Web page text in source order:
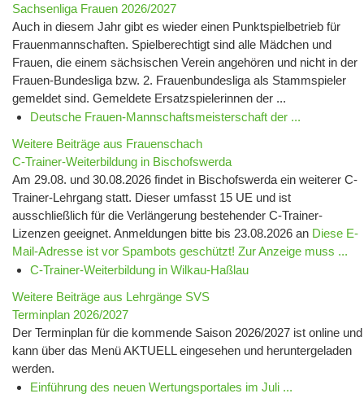
Sachsenliga Frauen 2026/2027
Auch in diesem Jahr gibt es wieder einen Punktspielbetrieb für
Frauenmannschaften. Spielberechtigt sind alle Mädchen und
Frauen, die einem sächsischen Verein angehören und nicht in der
Frauen-Bundesliga bzw. 2. Frauenbundesliga als Stammspieler
gemeldet sind. Gemeldete Ersatzspielerinnen der ...
Deutsche Frauen-Mannschaftsmeisterschaft der ...
Weitere Beiträge aus Frauenschach
C-Trainer-Weiterbildung in Bischofswerda
Am 29.08. und 30.08.2026 findet in Bischofswerda ein weiterer C-
Trainer-Lehrgang statt. Dieser umfasst 15 UE und ist
ausschließlich für die Verlängerung bestehender C-Trainer-
Lizenzen geeignet. Anmeldungen bitte bis 23.08.2026 an Diese E-
Mail-Adresse ist vor Spambots geschützt! Zur Anzeige muss ...
C-Trainer-Weiterbildung in Wilkau-Haßlau
Weitere Beiträge aus Lehrgänge SVS
Terminplan 2026/2027
Der Terminplan für die kommende Saison 2026/2027 ist online und
kann über das Menü AKTUELL eingesehen und heruntergeladen
werden.
Einführung des neuen Wertungsportales im Juli ...